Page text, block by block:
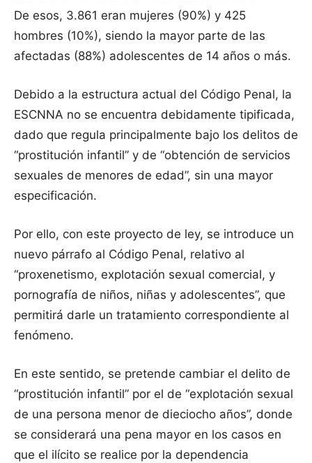
De esos, 3.861 eran mujeres (90%) y 425
hombres (10%), siendo la mayor parte de las
afectadas (88%) adolescentes de 14 años o más.
Debido a la estructura actual del Código Penal, la
ESCNNA no se encuentra debidamente tipificada,
dado que regula principalmente bajo los delitos de
“prostitución infantil” y de “obtención de servicios
sexuales de menores de edad”, sin una mayor
especificación.
Por ello, con este proyecto de ley, se introduce un
nuevo párrafo al Código Penal, relativo al
“proxenetismo, explotación sexual comercial, y
pornografía de niños, niñas y adolescentes”, que
permitirá darle un tratamiento correspondiente al
fenómeno.
En este sentido, se pretende cambiar el delito de
“prostitución infantil” por el de “explotación sexual
de una persona menor de dieciocho años”, donde
se considerará una pena mayor en los casos en
que el ilícito se realice por la dependencia